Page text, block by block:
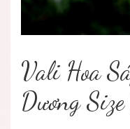
Vali Hoa
Dương